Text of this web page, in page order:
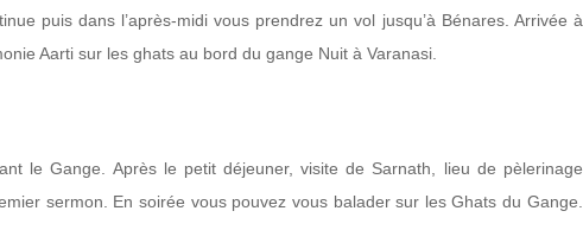
puis dans l’après-midi vous prendrez un vol jusqu’à Bénares. Arrivée à
Aarti sur les ghats au bord du gange Nuit à Varanasi.
le Gange. Après le petit déjeuner, visite de Sarnath, lieu de pèlerinage
sermon. En soirée vous pouvez vous balader sur les Ghats du Gange.